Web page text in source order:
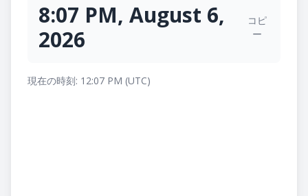
8:07 PM, August 6,
2026
コピ
ー
現在の時刻: 12:07 PM (UTC)